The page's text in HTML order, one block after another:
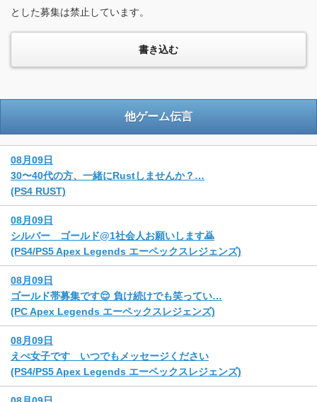
とした募集は禁止しています。
他ゲーム伝言
08月09日
30〜40代の方、一緒にRustしませんか？…
(PS4 RUST)
08月09日
シルバー ゴールド@1社会人お願いします🙇
(PS4/PS5 Apex Legends エーペックスレジェンズ)
08月09日
ゴールド帯募集です😌 負け続けでも笑ってい…
(PC Apex Legends エーペックスレジェンズ)
08月09日
えぺ女子です いつでもメッセージください
(PS4/PS5 Apex Legends エーペックスレジェンズ)